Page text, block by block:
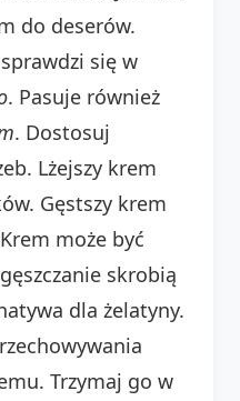
do deserów.
sprawdzi się w
. Pasuje również
. Dostosuj
Lżejszy krem
Gęstszy krem
może być
skrobią
dla żelatyny.
Trzymaj go w